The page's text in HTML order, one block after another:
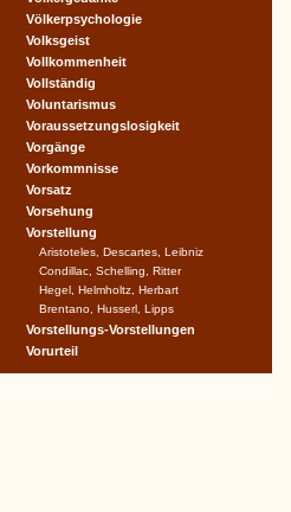
Völkerpsychologie
Volksgeist
Vollkommenheit
Vollständig
Voluntarismus
Voraussetzungslosigkeit
Vorgänge
Vorkommnisse
Vorsatz
Vorsehung
Vorstellung
Aristoteles, Descartes, Leibniz
Condillac, Schelling, Ritter
Hegel, Helmholtz, Herbart
Brentano, Husserl, Lipps
Vorstellungs-Vorstellungen
Vorurteil